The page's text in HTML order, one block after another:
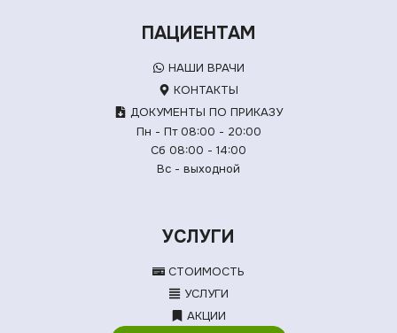
ПАЦИЕНТАМ
НАШИ ВРАЧИ
КОНТАКТЫ
ДОКУМЕНТЫ ПО ПРИКАЗУ
Пн - Пт 08:00 - 20:00
Сб 08:00 - 14:00
Вс - выходной
УСЛУГИ
СТОИМОСТЬ
УСЛУГИ
АКЦИИ